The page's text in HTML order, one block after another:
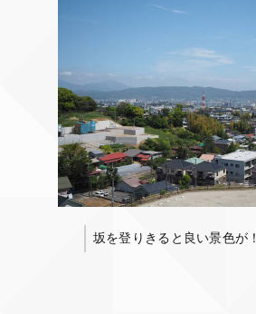
坂を登りきると良い景色が！